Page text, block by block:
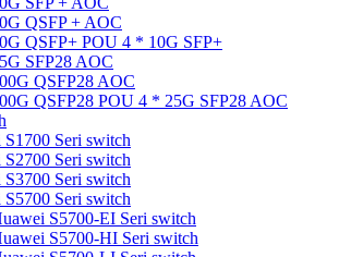
QSFP + AOC
QSFP+ POU 4 ​​* 10G SFP+
SFP28 AOC
QSFP28 AOC
QSFP28 POU 4 ​​* 25G SFP28 AOC
Seri switch
Seri switch
Seri switch
Seri switch
S5700-EI Seri switch
S5700-HI Seri switch